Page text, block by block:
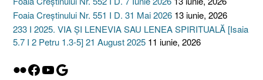
Foaia Creștinului Nr. 551 I D. 31 Mai 2026 13 iunie, 2026
233 I 2025. VIA ȘI LENEVIA SAU LENEA SPIRITUALĂ [Isaia
5.7 I 2 Petru 1.3-5] 21 August 2025 11 iunie, 2026
Flickr
Facebook
YouTube
Google